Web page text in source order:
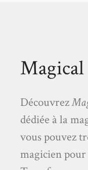
Découvrez
dédiée à la
vous pouvez
magicien pour